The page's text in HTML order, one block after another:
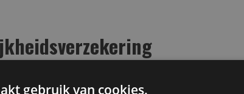
“zuivere vermogensschade” als gevolg van
waarvoor u aansprakelijk bent, worden ook
gebruik van cookies.